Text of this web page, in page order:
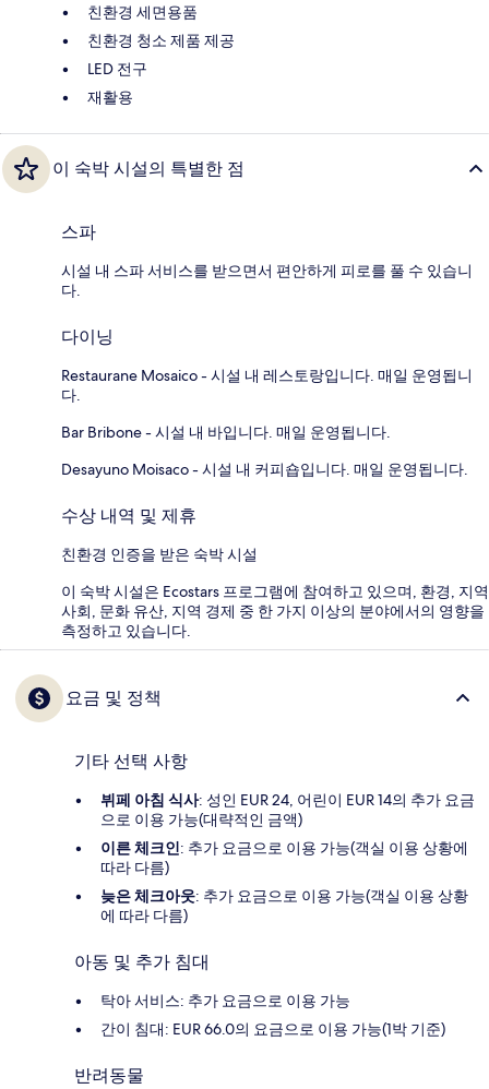
친환경 세면용품
친환경 청소 제품 제공
LED 전구
재활용
이 숙박 시설의 특별한 점
스파
시설 내 스파 서비스를 받으면서 편안하게 피로를 풀 수 있습니
다.
다이닝
Restaurane Mosaico - 시설 내 레스토랑입니다. 매일 운영됩니
다.
Bar Bribone - 시설 내 바입니다. 매일 운영됩니다.
Desayuno Moisaco - 시설 내 커피숍입니다. 매일 운영됩니다.
수상 내역 및 제휴
친환경 인증을 받은 숙박 시설
이 숙박 시설은 Ecostars 프로그램에 참여하고 있으며, 환경, 지역
사회, 문화 유산, 지역 경제 중 한 가지 이상의 분야에서의 영향을
측정하고 있습니다.
요금 및 정책
기타 선택 사항
뷔페 아침 식사: 성인 EUR 24, 어린이 EUR 14의 추가 요금
으로 이용 가능(대략적인 금액)
이른 체크인: 추가 요금으로 이용 가능(객실 이용 상황에
따라 다름)
늦은 체크아웃: 추가 요금으로 이용 가능(객실 이용 상황
에 따라 다름)
아동 및 추가 침대
탁아 서비스: 추가 요금으로 이용 가능
간이 침대: EUR 66.0의 요금으로 이용 가능(1박 기준)
반려동물